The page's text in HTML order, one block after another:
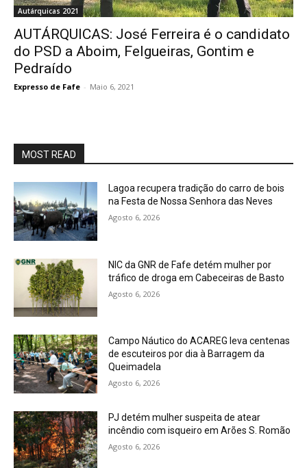
Autárquicas 2021
AUTÁRQUICAS: José Ferreira é o candidato
do PSD a Aboim, Felgueiras, Gontim e
Pedraído
Expresso de Fafe - Maio 6, 2021
MOST READ
Lagoa recupera tradição do carro de bois
na Festa de Nossa Senhora das Neves
Agosto 6, 2026
NIC da GNR de Fafe detém mulher por
tráfico de droga em Cabeceiras de Basto
Agosto 6, 2026
Campo Náutico do ACAREG leva centenas
de escuteiros por dia à Barragem da
Queimadela
Agosto 6, 2026
PJ detém mulher suspeita de atear
incêndio com isqueiro em Arões S. Romão
Agosto 6, 2026